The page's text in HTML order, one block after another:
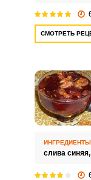
СМОТРЕТЬ
ИНГРЕДИЕНТЫ
слива синяя,